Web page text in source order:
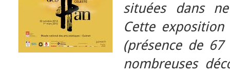
situées dans
Cette
(présence de
nombreuses